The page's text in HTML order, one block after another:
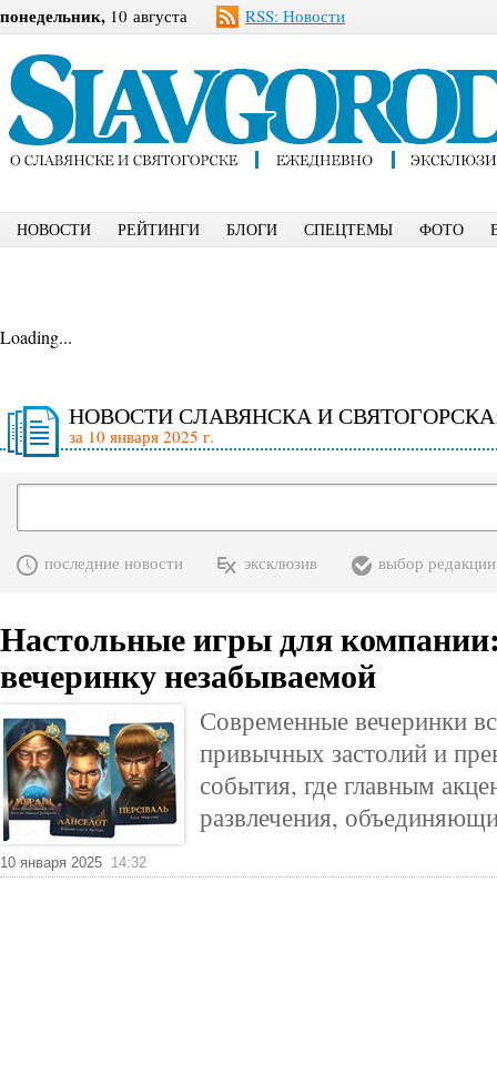
понедельник, 10 августа RSS: Новости
НОВОСТИ РЕЙТИНГИ БЛОГИ СПЕЦТЕМЫ ФОТО
Loading...
НОВОСТИ СЛАВЯНСКА И
за 10 января 2025 г.
последние новости эксклюзив выбор редакции
Настольные игры для
вечеринку незабываемой
Современные вечеринки
привычных застолий и
события, где главным
развлечения,
10 января 2025 14:32